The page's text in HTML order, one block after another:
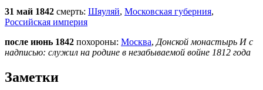
31 май 1842 смерть: Шяуляй, Московская губерния,
Российская империя
после июнь 1842 похороны: Москва, Донской монастырь И с
надписью: служил на родине в незабываемой войне 1812 года
Заметки